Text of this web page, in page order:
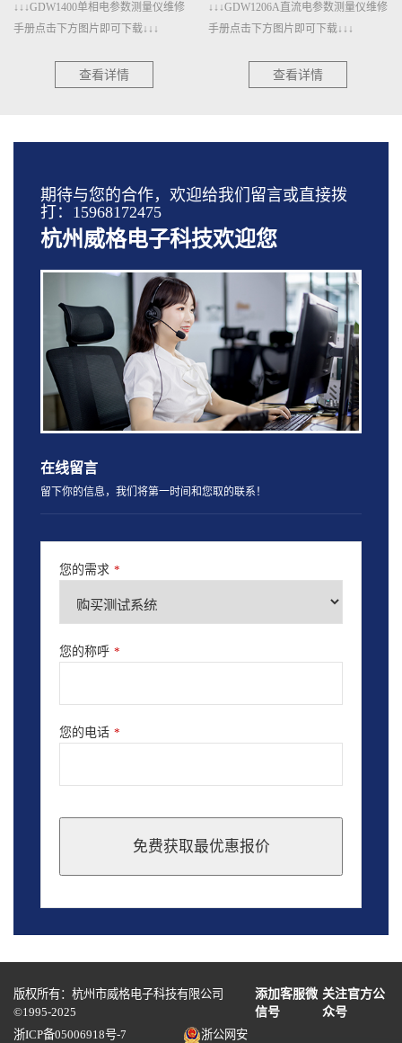
↓↓↓GDW1400单相电参数测量仪维修
手册点击下方图片即可下载↓↓↓
查看详情
↓↓↓GDW1206A直流电参数测量仪维修
手册点击下方图片即可下载↓↓↓
查看详情
期待与您的合作，欢迎给我们留言或直接拨
打：15968172475
杭州威格电子科技欢迎您
在线留言
留下你的信息，我们将第一时间和您取的联系！
您的需求 *
您的称呼 *
您的电话 *
免费获取最优惠报价
should
blank
版权所有：杭州市威格电子科技有限公司
©1995-2025
添加客服微
信号
关注官方公
众号
浙ICP备05006918号-7
浙公网安